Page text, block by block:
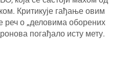
Критикује гађање овим
реч о „деловима оборених
погађало исту мету.